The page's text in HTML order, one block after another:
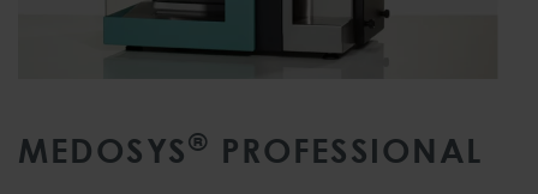
MEDOSYS® PROFESSIONAL